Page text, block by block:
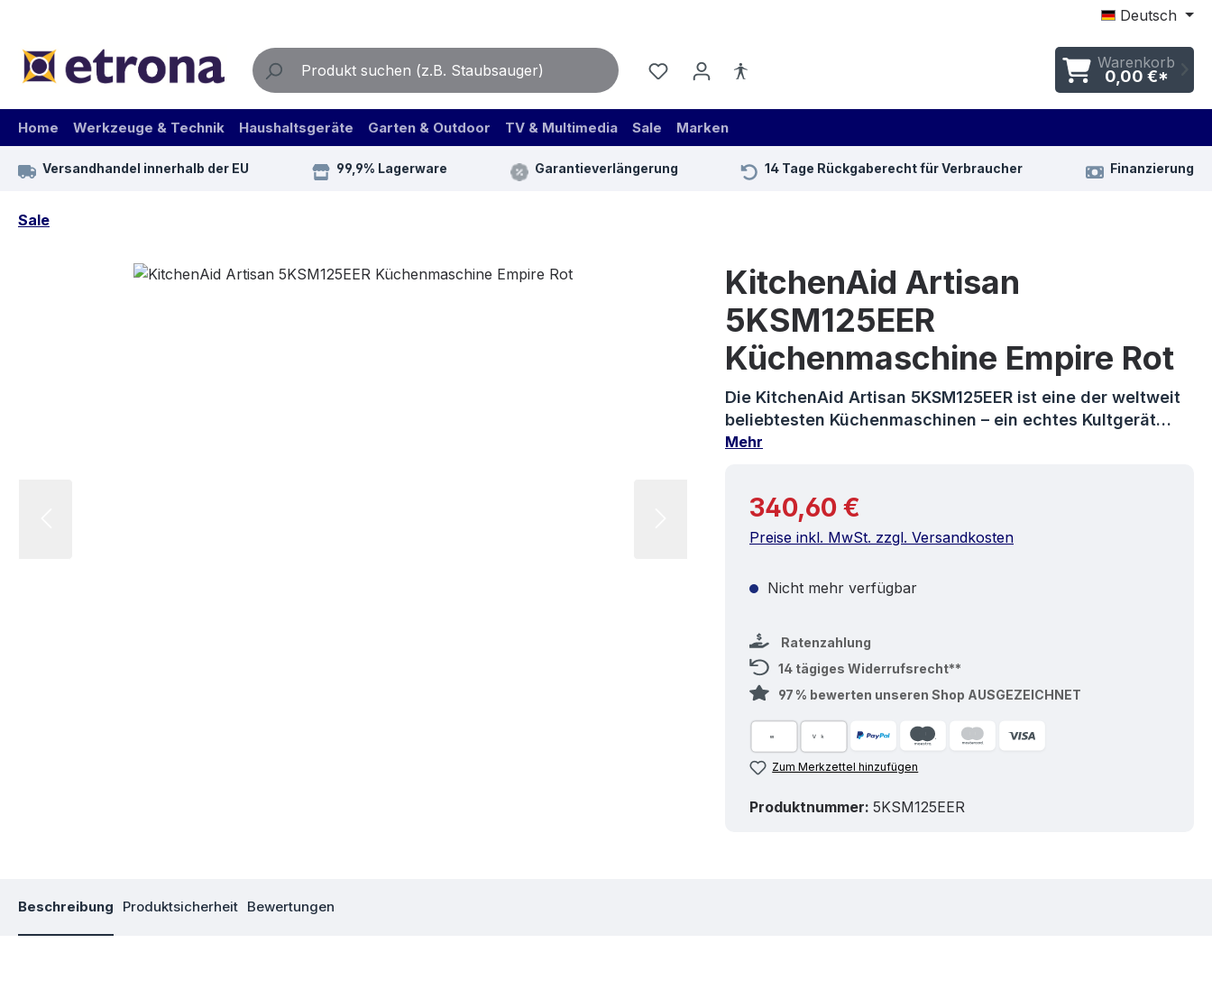
Deutsch
Warenkorb
0,00 €*
Home Werkzeuge & Technik Haushaltsgeräte Garten & Outdoor TV & Multimedia Sale Marken
Versandhandel innerhalb der EU 99,9% Lagerware Garantieverlängerung 14 Tage Rückgaberecht für Verbraucher Finanzierung
Sale
Bildergalerie überspringen
KitchenAid Artisan
5KSM125EER
Küchenmaschine Empire Rot
Die KitchenAid Artisan 5KSM125EER ist eine der weltweit
beliebtesten Küchenmaschinen – ein echtes Kultgerät…
Mehr
Regulärer Preis:
340,60 €
Preise inkl. MwSt. zzgl. Versandkosten
Nicht mehr verfügbar
Ratenzahlung
14 tägiges Widerrufsrecht**
97 % bewerten unseren Shop AUSGEZEICHNET
Zum Merkzettel hinzufügen
Produktnummer: 5KSM125EER
Beschreibung Produktsicherheit Bewertungen